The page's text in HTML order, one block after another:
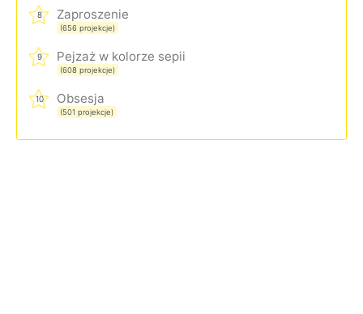
8 Zaproszenie
(656 projekcje)
9 Pejzaż w kolorze sepii
(608 projekcje)
10 Obsesja
(501 projekcje)